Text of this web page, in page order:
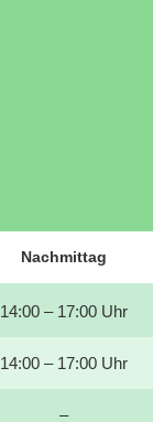
Nachmittag
14:00 – 17:00 Uhr
14:00 – 17:00 Uhr
–